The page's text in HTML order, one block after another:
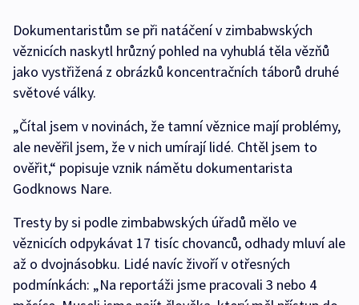
Dokumentaristům se při natáčení v zimbabwských
věznicích naskytl hrůzný pohled na vyhublá těla vězňů
jako vystřižená z obrázků koncentračních táborů druhé
světové války.
„Čítal jsem v novinách, že tamní věznice mají problémy,
ale nevěřil jsem, že v nich umírají lidé. Chtěl jsem to
ověřit,“ popisuje vznik námětu dokumentarista
Godknows Nare.
Tresty by si podle zimbabwských úřadů mělo ve
věznicích odpykávat 17 tisíc chovanců, odhady mluví ale
až o dvojnásobku. Lidé navíc živoří v otřesných
podmínkách: „Na reportáži jsme pracovali 3 nebo 4